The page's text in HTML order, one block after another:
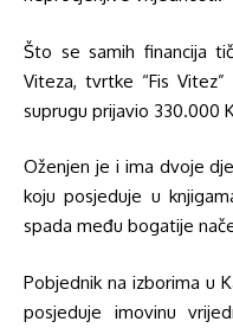
Što se samih financija
Viteza, tvrtke “Fis
suprugu prijavio 330.000
Oženjen je i ima dvoje
koju posjeduje u
spada među bogatije
Pobjednik na izborima u
posjeduje imovinu